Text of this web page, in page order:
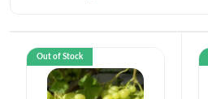
Out of Stock